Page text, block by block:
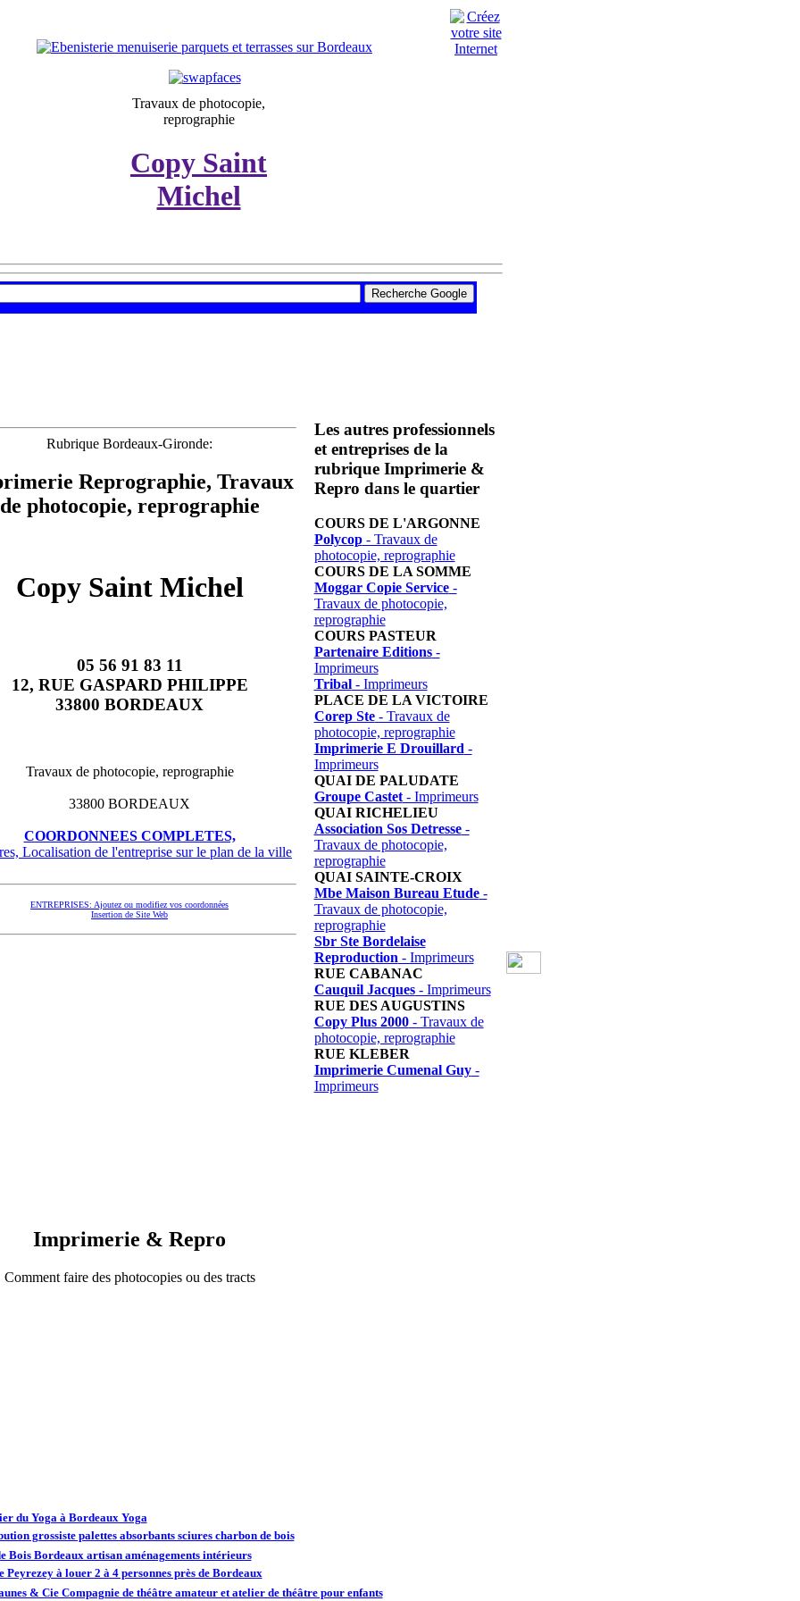
Travaux de photocopie,
reprographie
Copy Saint
Michel
Rubrique Bordeaux-Gironde:
Reprographie, Travaux
de photocopie, reprographie
Copy Saint Michel
05 56 91 83 11
12, RUE GASPARD PHILIPPE
33800 BORDEAUX
Travaux de photocopie, reprographie
33800 BORDEAUX
COORDONNEES COMPLETES,
Localisation de l'entreprise sur le plan de la ville
ENTREPRISES: Ajoutez ou modifiez vos coordonnées
Insertion de Site Web
Imprimerie & Repro
Comment faire des photocopies ou des tracts
Les autres professionnels
et entreprises de la
rubrique Imprimerie &
Repro dans le quartier
COURS DE L'ARGONNE
Polycop- Travaux de
photocopie, reprographie
COURS DE LA SOMME
Moggar Copie Service-
Travaux de photocopie,
reprographie
COURS PASTEUR
Partenaire Editions-
Imprimeurs
Tribal- Imprimeurs
PLACE DE LA VICTOIRE
Corep Ste- Travaux de
photocopie, reprographie
Imprimerie E Drouillard -
Imprimeurs
QUAI DE PALUDATE
Groupe Castet- Imprimeurs
QUAI RICHELIEU
Association Sos Detresse-
Travaux de photocopie,
reprographie
QUAI SAINTE-CROIX
Mbe Maison Bureau Etude-
Travaux de photocopie,
reprographie
Sbr Ste Bordelaise
Reproduction - Imprimeurs
RUE CABANAC
Cauquil Jacques- Imprimeurs
RUE DES AUGUSTINS
Copy Plus 2000- Travaux de
photocopie, reprographie
RUE KLEBER
Imprimerie Cumenal Guy-
Imprimeurs
du Yoga à Bordeaux Yoga
grossiste palettes absorbants sciures charbon de bois
Bois Bordeaux artisan aménagements intérieurs
Peyrezey à louer 2 à 4 personnes près de Bordeaux
& Cie Compagnie de théâtre amateur et atelier de théâtre pour enfants